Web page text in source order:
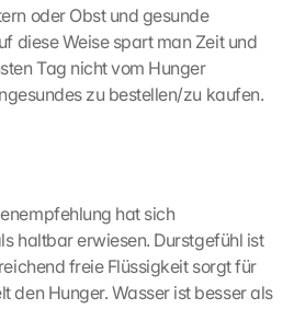
oder Obst und gesunde
diese Weise spart man Zeit und
Tag nicht vom Hunger
zu bestellen/zu kaufen.
hat sich
haltbar erwiesen. Durstgefühl ist
freie Flüssigkeit sorgt für
den Hunger. Wasser ist besser als